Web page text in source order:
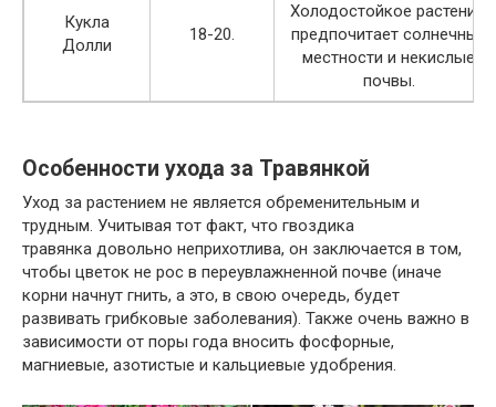
Кукла
Долли
18-20.
Холодостойкое растение,
предпочитает солнечные
местности и некислые
почвы.
Особенности ухода за Травянкой
Уход за растением не является обременительным и
трудным. Учитывая тот факт, что гвоздика
травянка довольно неприхотлива, он заключается в том,
чтобы цветок не рос в переувлажненной почве (иначе
корни начнут гнить, а это, в свою очередь, будет
развивать грибковые заболевания). Также очень важно в
зависимости от поры года вносить фосфорные,
магниевые, азотистые и кальциевые удобрения.